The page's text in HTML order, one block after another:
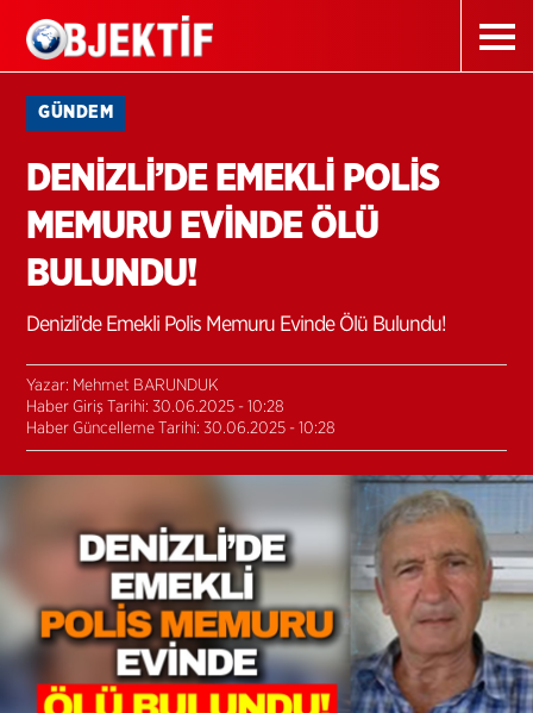
GÜNDEM
DENİZLİ’DE EMEKLİ POLİS
MEMURU EVİNDE ÖLÜ
BULUNDU!
Denizli’de Emekli Polis Memuru Evinde Ölü Bulundu!
Yazar: Mehmet BARUNDUK
Haber Giriş Tarihi: 30.06.2025 - 10:28
Haber Güncelleme Tarihi: 30.06.2025 - 10:28